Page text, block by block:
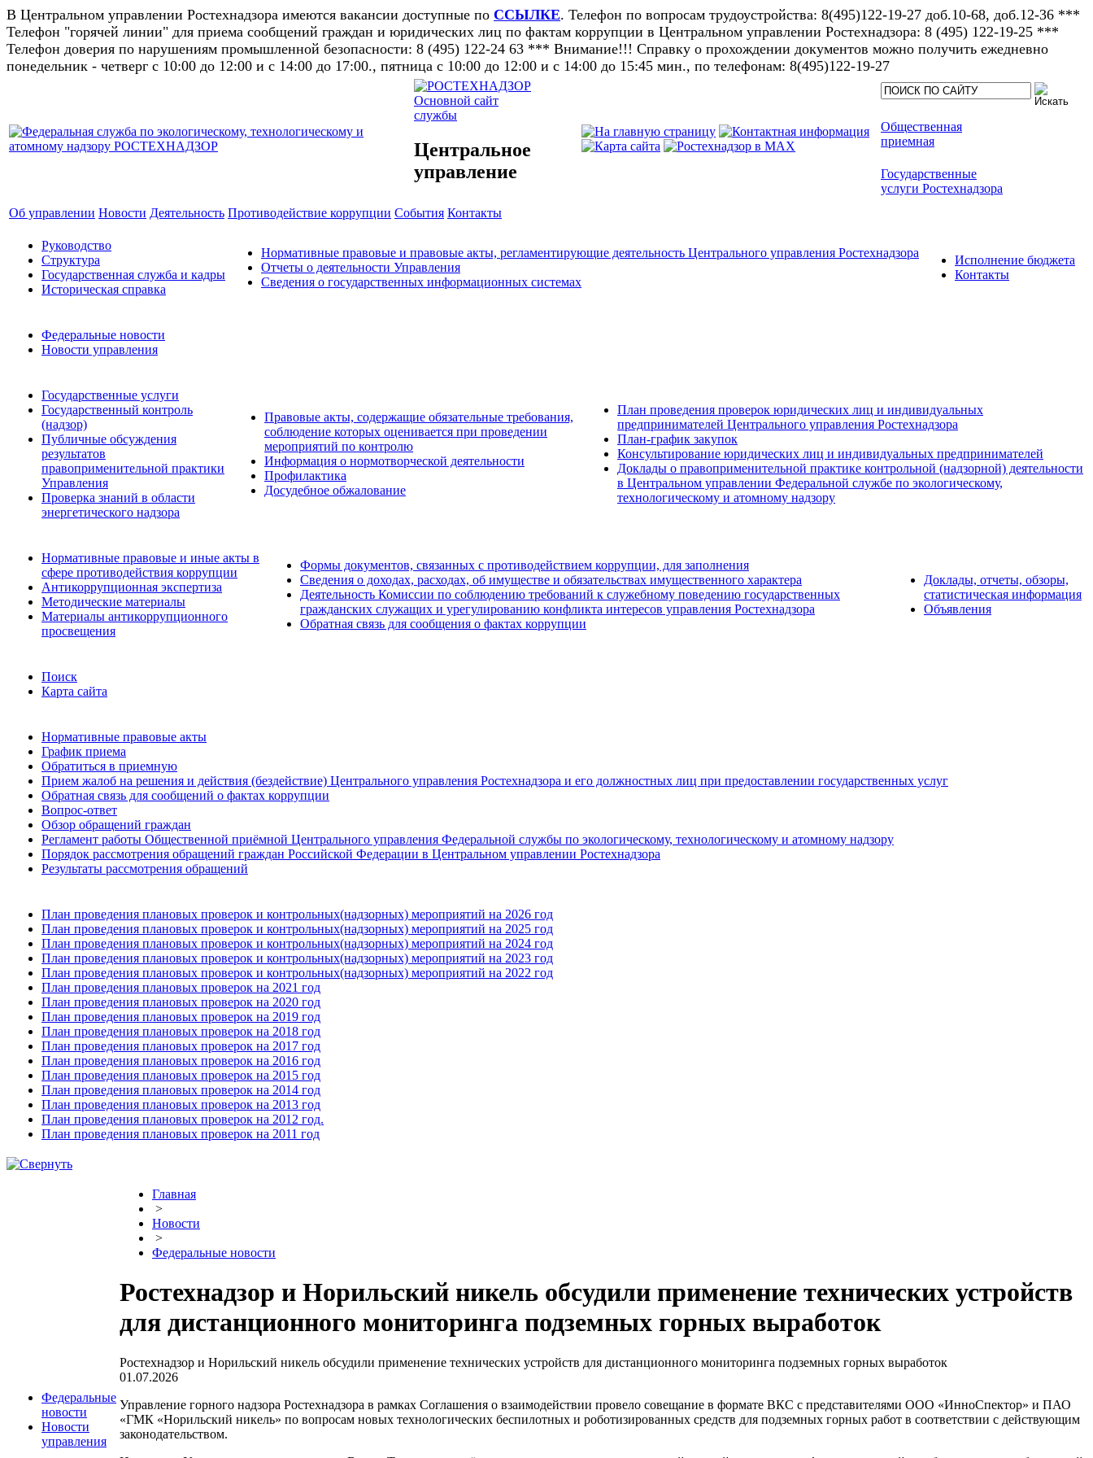
В Центральном управлении Ростехнадзора имеются вакансии доступные по ССЫЛКЕ. Телефон по вопросам трудоустройства: 8(495)122-19-27 доб.10-68, доб.12-36 ***
Телефон "горячей линии" для приема сообщений граждан и юридических лиц по фактам коррупции в Центральном управлении Ростехнадзора: 8 (495) 122-19-25 ***
Телефон доверия по нарушениям промышленной безопасности: 8 (495) 122-24 63 *** Внимание!!! Справку о прохождении документов можно получить ежедневно
понедельник - четверг с 10:00 до 12:00 и с 14:00 до 17:00., пятница с 10:00 до 12:00 и с 14:00 до 15:45 мин., по телефонам: 8(495)122-19-27​
Основной сайт
службы
Центральное
управление
Общественная
приемная
Государственные
услуги Ростехнадзора
Об управлении Новости Деятельность Противодействие коррупции События Контакты
Руководство
Структура
Государственная служба и кадры
Историческая справка
Нормативные правовые и правовые акты, регламентирующие деятельность Центрального управления Ростехнадзора
Отчеты о деятельности Управления
Сведения о государственных информационных системах
Исполнение бюджета
Контакты
Федеральные новости
Новости управления
Государственные услуги
Государственный контроль
(надзор)
Публичные обсуждения
результатов
правоприменительной практики
Управления
Проверка знаний в области
энергетического надзора
Правовые акты, содержащие обязательные требования,
соблюдение которых оценивается при проведении
мероприятий по контролю
Информация о нормотворческой деятельности
Профилактика
Досудебное обжалование
План проведения проверок юридических лиц и индивидуальных
предпринимателей Центрального управления Ростехнадзора
План-график закупок
Консультирование юридических лиц и индивидуальных предпринимателей
Доклады о правоприменительной практике контрольной (надзорной) деятельности
в Центральном управлении Федеральной службе по экологическому,
технологическому и атомному надзору
Нормативные правовые и иные акты в
сфере противодействия коррупции
Антикоррупционная экспертиза
Методические материалы
Материалы антикоррупционного
просвещения
Формы документов, связанных с противодействием коррупции, для заполнения
Сведения о доходах, расходах, об имуществе и обязательствах имущественного характера
Деятельность Комиссии по соблюдению требований к служебному поведению государственных
гражданских служащих и урегулированию конфликта интересов управления Ростехнадзора
Обратная связь для сообщения о фактах коррупции
Доклады, отчеты, обзоры,
статистическая информация
Объявления
Поиск
Карта сайта
Нормативные правовые акты
График приема
Обратиться в приемную
Прием жалоб на решения и действия (бездействие) Центрального управления Ростехнадзора и его должностных лиц при предоставлении государственных услуг
Обратная связь для сообщений о фактах коррупции
Вопрос-ответ
Обзор обращений граждан
Регламент работы Общественной приёмной Центрального управления Федеральной службы по экологическому, технологическому и атомному надзору
Порядок рассмотрения обращений граждан Российской Федерации в Центральном управлении Ростехнадзора
Результаты рассмотрения обращений
План проведения плановых проверок и контрольных(надзорных) мероприятий на 2026 год
План проведения плановых проверок и контрольных(надзорных) мероприятий на 2025 год
План проведения плановых проверок и контрольных(надзорных) мероприятий на 2024 год
План проведения плановых проверок и контрольных(надзорных) мероприятий на 2023 год
План проведения плановых проверок и контрольных(надзорных) мероприятий на 2022 год
План проведения плановых проверок на 2021 год
План проведения плановых проверок на 2020 год
План проведения плановых проверок на 2019 год
План проведения плановых проверок на 2018 год
План проведения плановых проверок на 2017 год
План проведения плановых проверок на 2016 год
План проведения плановых проверок на 2015 год
План проведения плановых проверок на 2014 год
План проведения плановых проверок на 2013 год
План проведения плановых проверок на 2012 год.
План проведения плановых проверок на 2011 год
Федеральные
новости
Новости
управления
Главная
>
Новости
>
Федеральные новости
Ростехнадзор и Норильский никель обсудили применение технических устройств
для дистанционного мониторинга подземных горных выработок
Ростехнадзор и Норильский никель обсудили применение технических устройств для дистанционного мониторинга подземных горных выработок
01.07.2026
Управление горного надзора Ростехнадзора в рамках Соглашения о взаимодействии провело совещание в формате ВКС с представителями ООО «ИнноСпектор» и ПАО
«ГМК «Норильский никель» по вопросам новых технологических беспилотных и роботизированных средств для подземных горных работ в соответствии с действующим
законодательством.